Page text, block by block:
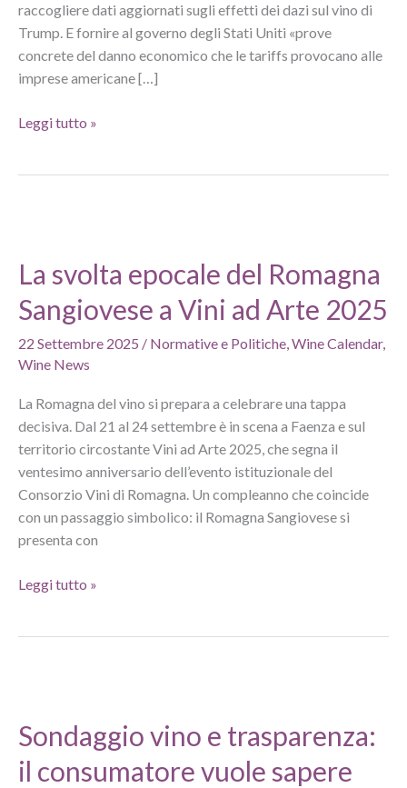
raccogliere dati aggiornati sugli effetti dei dazi sul vino di
Trump. E fornire al governo degli Stati Uniti «prove
concrete del danno economico che le tariffs provocano alle
imprese americane […]
Impatto
tra
gli
importatori
USWTA
Leggi tutto »
La svolta epocale del Romagna
Sangiovese a Vini ad Arte 2025
22 Settembre 2025 / Normative e Politiche,Wine Calendar,
Wine News
La Romagna del vino si prepara a celebrare una tappa
decisiva. Dal 21 al 24 settembre è in scena a Faenza e sul
territorio circostante Vini ad Arte 2025, che segna il
ventesimo anniversario dell’evento istituzionale del
Consorzio Vini di Romagna. Un compleanno che coincide
con un passaggio simbolico: il Romagna Sangiovese si
presenta con
La
Vini
ad
Leggi tutto »
Sondaggio vino e trasparenza:
il consumatore vuole sapere